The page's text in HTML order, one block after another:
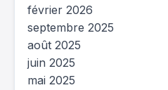
février 2026
septembre 2025
août 2025
juin 2025
mai 2025